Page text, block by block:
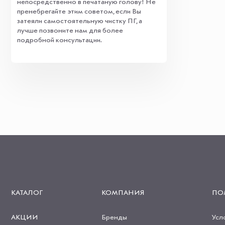
непосредственно в печатаную голову! Не
пренебрегайте этим советом, если Вы
затеяли самостоятельную чистку ПГ, а
лучше позвоните нам для более
подробной консультации.
КАТАЛОГ
АКЦИИ
КОМПАНИЯ
Бренды